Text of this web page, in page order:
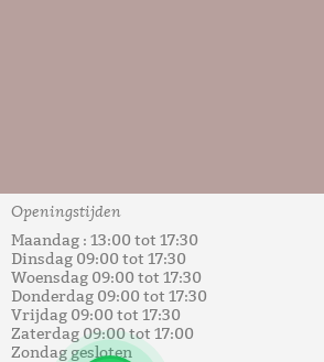
Openingstijden
Maandag : 13:00 tot 17:30
Dinsdag 09:00 tot 17:30
Woensdag 09:00 tot 17:30
Donderdag 09:00 tot 17:30
Vrijdag 09:00 tot 17:30
Zaterdag 09:00 tot 17:00
Zondag gesloten